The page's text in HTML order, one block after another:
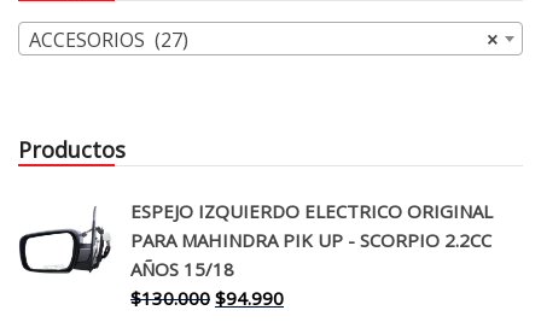
×
ACCESORIOS (27)
Productos
ESPEJO IZQUIERDO ELECTRICO ORIGINAL
PARA MAHINDRA PIK UP - SCORPIO 2.2CC
AÑOS 15/18
$130.000 El
$94.990El